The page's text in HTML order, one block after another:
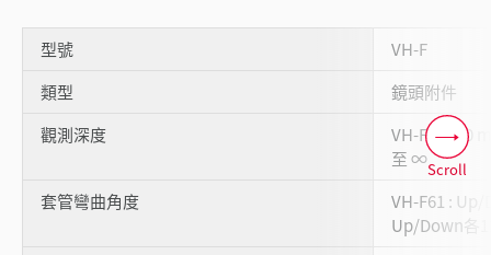
型號
VH-F
類型
鏡頭附件
觀測深度
VH-F61 : 10
至 ∞
套管彎曲角度
VH-F61 : Up/
Up/Down各
Scroll